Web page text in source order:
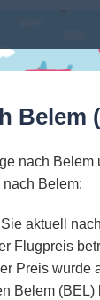
Belem
nach Belem
nach Belem:
aktuell
Flugpreis
Preis wurde
Belem (BEL)